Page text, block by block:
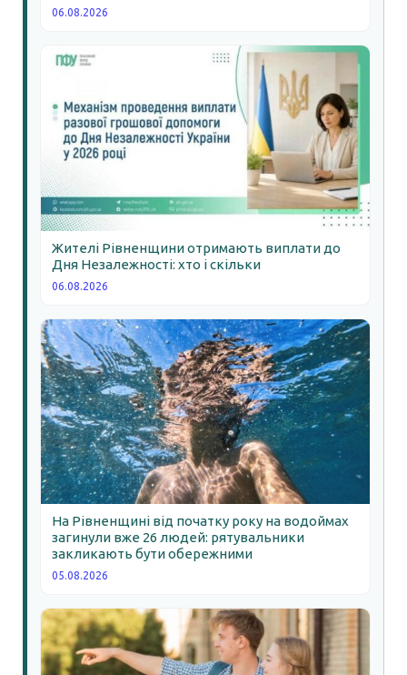
06.08.2026
Жителі Рівненщини отримають виплати до
Дня Незалежності: хто і скільки
06.08.2026
На Рівненщині від початку року на водоймах
загинули вже 26 людей: рятувальники
закликають бути обережними
05.08.2026